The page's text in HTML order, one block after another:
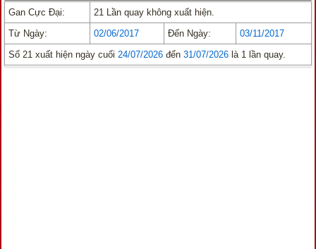
Gan Cực Đại:
21 Lần quay không xuất hiện.
Từ Ngày:
02/06/2017 Đến Ngày:
03/11/2017
Số 21 xuất hiện ngày cuối 24/07/2026 đến 31/07/2026 là 1 lần quay.